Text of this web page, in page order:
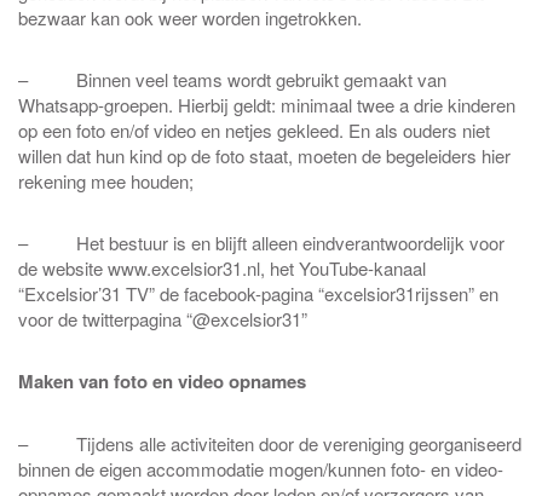
bezwaar kan ook weer worden ingetrokken.
– Binnen veel teams wordt gebruikt gemaakt van
Whatsapp-groepen. Hierbij geldt: minimaal twee a drie kinderen
op een foto en/of video en netjes gekleed. En als ouders niet
willen dat hun kind op de foto staat, moeten de begeleiders hier
rekening mee houden;
– Het bestuur is en blijft alleen eindverantwoordelijk voor
de website www.excelsior31.nl, het YouTube-kanaal
“Excelsior’31 TV” de facebook-pagina “excelsior31rijssen” en
voor de twitterpagina “@excelsior31”
Maken van foto en video opnames
– Tijdens alle activiteiten door de vereniging georganiseerd
binnen de eigen accommodatie mogen/kunnen foto- en video-